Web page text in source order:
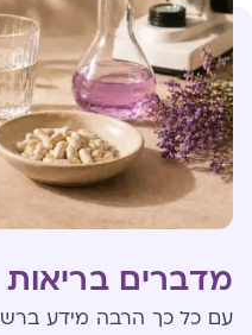
מדברים בריאות
עם כל כך הרבה מידע